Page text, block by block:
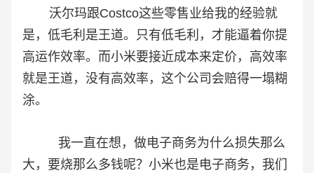
沃尔玛跟Costco这些零售业给我的经验就
是，低毛利是王道。只有低毛利，才能逼着你提
高运作效率。而小米要接近成本来定价，高效率
就是王道，没有高效率，这个公司会赔得一塌糊
涂。
我一直在想，做电子商务为什么损失那么
大，要烧那么多钱呢？小米也是电子商务，我们